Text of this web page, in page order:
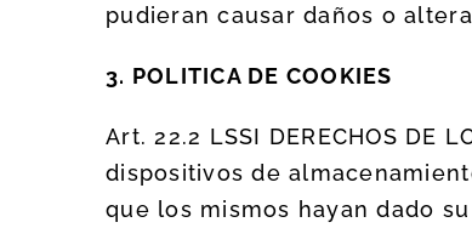
pudieran causar daños o
3. POLITICA DE COOKIES
Art. 22.2 LSSI DERECHOS DE
dispositivos de
que los mismos hayan dado